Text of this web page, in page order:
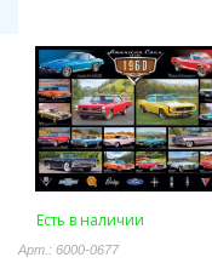
Есть в наличии
Арт.: 6000-0677